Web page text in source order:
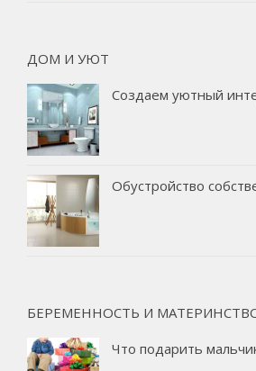
ДОМ И УЮТ
Создаем уютный
Обустройство
БЕРЕМЕННОСТЬ И
Что подарить